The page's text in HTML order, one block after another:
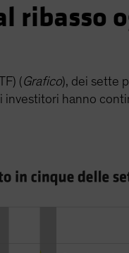
ribasso
(Grafico), dei sette
hanno